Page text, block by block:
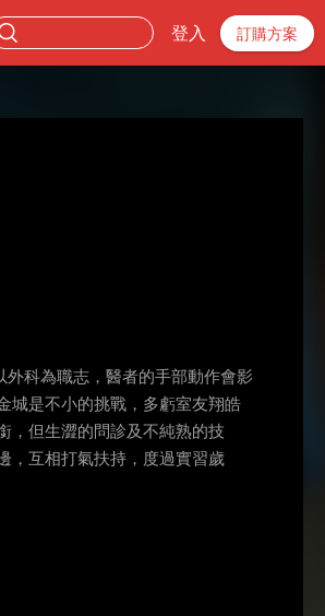
登入 訂購方案
科為職志，醫者的手部動作會影
城是不小的挑戰，多虧室友翔皓
，但生澀的問診及不純熟的技
，互相打氣扶持，度過實習歲